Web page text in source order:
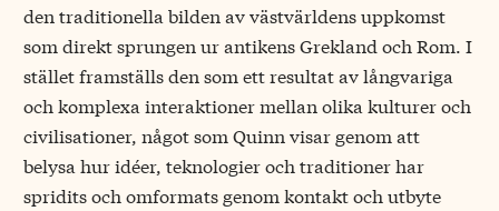
den traditionella bilden av västvärldens uppkomst
som direkt sprungen ur antikens Grekland och Rom. I
stället framställs den som ett resultat av långvariga
och komplexa interaktioner mellan olika kulturer och
civilisationer, något som Quinn visar genom att
belysa hur idéer, teknologier och traditioner har
spridits och omformats genom kontakt och utbyte